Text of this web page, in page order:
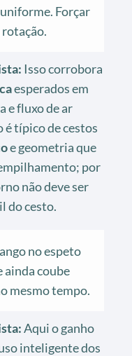
Forçar
rotação.
Isso corrobora
esperados em
e fluxo de ar
típico de cestos
e geometria que
por
não deve ser
do cesto.
no espeto
ainda coube
mesmo tempo.
Aqui o ganho
inteligente dos